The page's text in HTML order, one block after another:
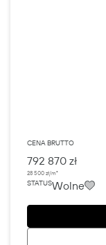
CENA BRUTTO
792 870 zł
28 500 zł/m²
STATUSWolne